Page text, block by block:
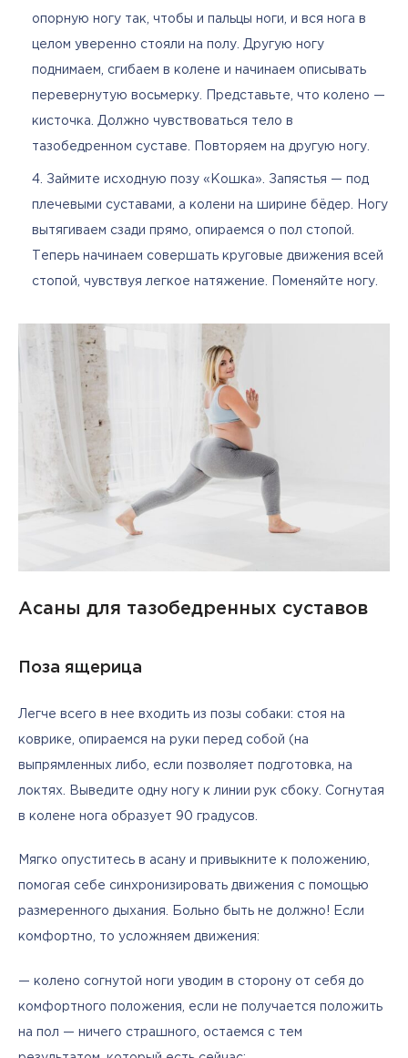
опорную ногу так, чтобы и пальцы ноги, и вся нога в
целом уверенно стояли на полу. Другую ногу
поднимаем, сгибаем в колене и начинаем описывать
перевернутую восьмерку. Представьте, что колено —
кисточка. Должно чувствоваться тело в
тазобедренном суставе. Повторяем на другую ногу.
Займите исходную позу «Кошка». Запястья — под
плечевыми суставами, а колени на ширине бёдер. Ногу
вытягиваем сзади прямо, опираемся о пол стопой.
Теперь начинаем совершать круговые движения всей
стопой, чувствуя легкое натяжение. Поменяйте ногу.
Асаны для тазобедренных суставов
Поза ящерица
Легче всего в нее входить из позы собаки: стоя на
коврике, опираемся на руки перед собой (на
выпрямленных либо, если позволяет подготовка, на
локтях. Выведите одну ногу к линии рук сбоку. Согнутая
в колене нога образует 90 градусов.
Мягко опуститесь в асану и привыкните к положению,
помогая себе синхронизировать движения с помощью
размеренного дыхания. Больно быть не должно! Если
комфортно, то усложняем движения:
— колено согнутой ноги уводим в сторону от себя до
комфортного положения, если не получается положить
на пол — ничего страшного, остаемся с тем